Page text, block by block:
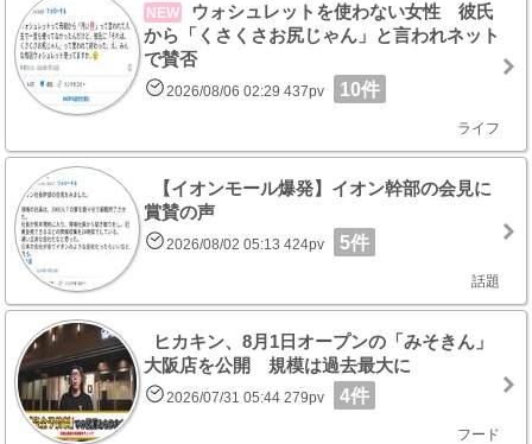
NEW
ウォシュレットを使わない女性 彼氏
から「くさくさお尻じゃん」と言われネット
で賛否
2026/08/06 02:29 437pv 10件
ライフ
【イオンモール爆発】イオン幹部の会見に
賞賛の声
2026/08/02 05:13 424pv 5件
話題
ヒカキン、8月1日オープンの「みそきん」
大阪店を公開 規模は過去最大に
2026/07/31 05:44 279pv 4件
フード